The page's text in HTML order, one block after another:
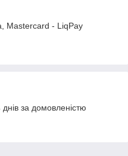
Mastercard - LiqPay
за домовленістю